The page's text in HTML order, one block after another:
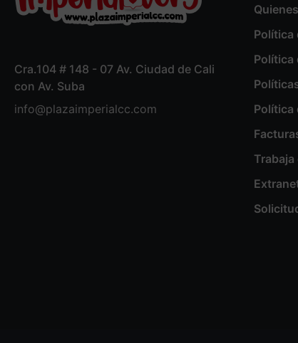
Cra.104 # 148 - 07 Av. Ciudad de Cali
con Av. Suba
info@plazaimperialcc.com
Política
Política
Política